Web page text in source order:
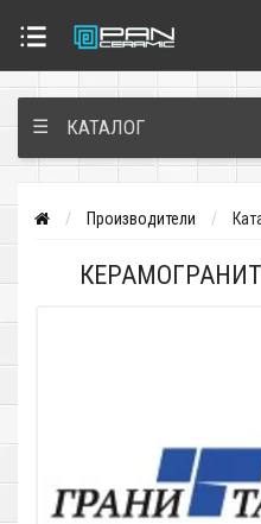
☰ КАТАЛОГ
Производители